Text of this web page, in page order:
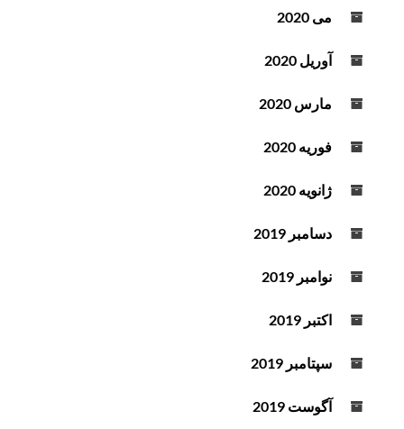
می 2020
آوریل 2020
مارس 2020
فوریه 2020
ژانویه 2020
دسامبر 2019
نوامبر 2019
اکتبر 2019
سپتامبر 2019
آگوست 2019